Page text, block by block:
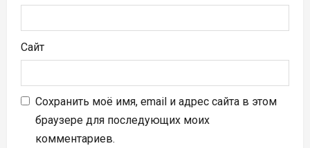
Сайт
Сохранить моё имя, email и адрес сайта в этом
браузере для последующих моих
комментариев.